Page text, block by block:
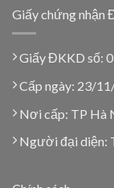
Giấy chứng nhận
Giấy ĐKKD số:
Cấp ngày: 23/
Nơi cấp: TP Hà
Người đại diện: